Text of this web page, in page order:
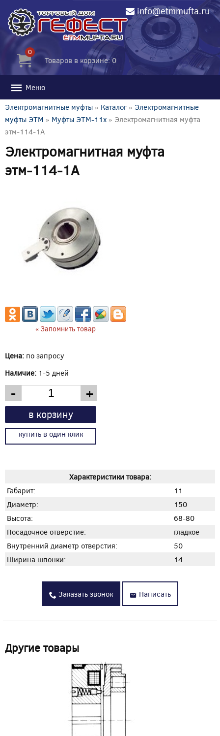
info@etmmufta.ru
0
Товаров в корзине: 0
Меню
Электромагнитные муфты » Каталог» Электромагнитные
муфты ЭТМ » Муфты ЭТМ-11x » Электромагнитная муфта
этм-114-1А
Электромагнитная муфта
этм-114-1А
« Запомнить товар
Цена: по запросу
Наличие: 1-5 дней
- +
в корзину
купить в один клик
Характеристики товара:
Габарит:
11
Диаметр:
150
Высота:
68-80
Посадочное отверстие:
гладкое
Внутренний диаметр отверстия:
50
Ширина шпонки:
14
Заказать звонок Написать
Другие товары